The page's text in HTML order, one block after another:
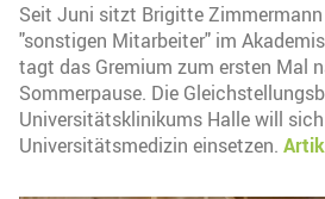
Seit Juni sitzt Brigitte Zimmermann
"sonstigen Mitarbeiter" im
tagt das Gremium zum ersten Mal
Sommerpause. Die
Universitätsklinikums Halle will
Universitätsmedizin einsetzen.